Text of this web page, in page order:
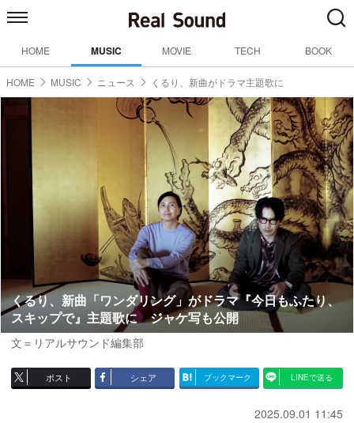
HOME MUSIC MOVIE TECH BOOK
HOME MUSIC ニュース くるり、新曲がドラマ主題歌に
くるり、新曲「ワンダリング」がドラマ『今日もふたり、
スキップで』主題歌に ジャケ写も公開
文＝リアルサウンド編集部
ポスト シェア ブックマーク LINEで送る
2025.09.01 11:45